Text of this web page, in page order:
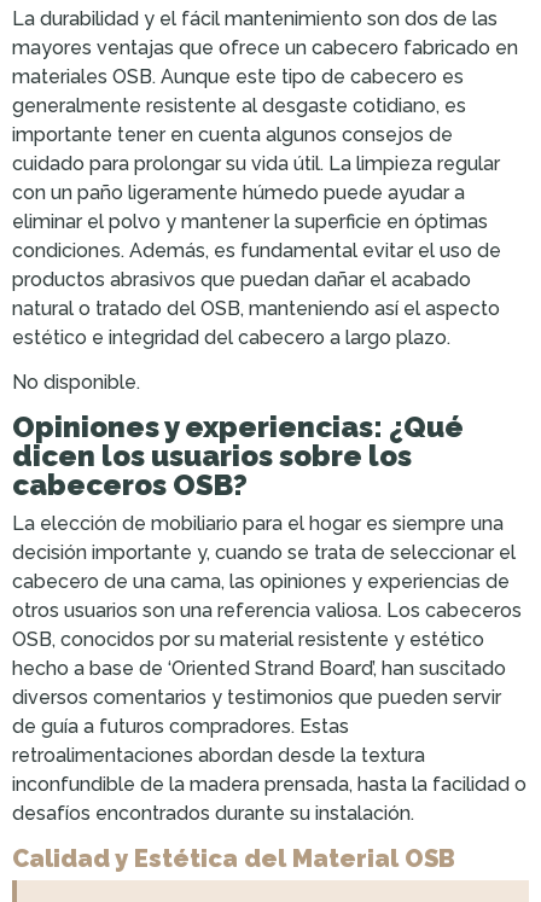
La durabilidad y el fácil mantenimiento son dos de las
mayores ventajas que ofrece un cabecero fabricado en
materiales OSB. Aunque este tipo de cabecero es
generalmente resistente al desgaste cotidiano, es
importante tener en cuenta algunos consejos de
cuidado para prolongar su vida útil. La limpieza regular
con un paño ligeramente húmedo puede ayudar a
eliminar el polvo y mantener la superficie en óptimas
condiciones. Además, es fundamental evitar el uso de
productos abrasivos que puedan dañar el acabado
natural o tratado del OSB, manteniendo así el aspecto
estético e integridad del cabecero a largo plazo.
No disponible.
Opiniones y experiencias: ¿Qué
dicen los usuarios sobre los
cabeceros OSB?
La elección de mobiliario para el hogar es siempre una
decisión importante y, cuando se trata de seleccionar el
cabecero de una cama, las opiniones y experiencias de
otros usuarios son una referencia valiosa. Los cabeceros
OSB, conocidos por su material resistente y estético
hecho a base de ‘Oriented Strand Board’, han suscitado
diversos comentarios y testimonios que pueden servir
de guía a futuros compradores. Estas
retroalimentaciones abordan desde la textura
inconfundible de la madera prensada, hasta la facilidad o
desafíos encontrados durante su instalación.
Calidad y Estética del Material OSB